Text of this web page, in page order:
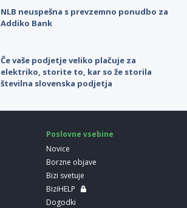
NLB neuspešna s prevzemno ponudbo za
Addiko Bank
Če vaše podjetje veliko plačuje za
elektriko, storite to, kar so že storila
številna slovenska podjetja
Poslovne vsebine
Novice
Borzne objave
Bizi svetuje
BiziHELP
Dogodki